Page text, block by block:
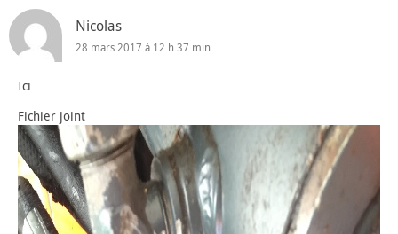
Nicolas
28 mars 2017 à 12 h 37 min
Ici
Fichier joint